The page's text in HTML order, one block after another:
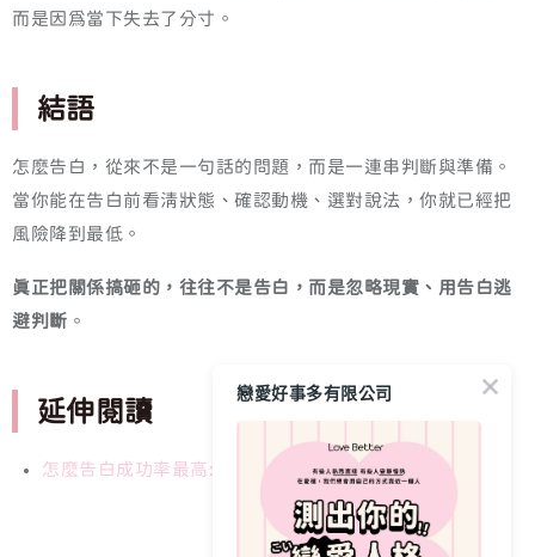
而是因為當下失去了分寸。
結語
怎麼告白，從來不是一句話的問題，而是一連串判斷與準備。
當你能在告白前看清狀態、確認動機、選對說法，你就已經把
風險降到最低。
真正把關係搞砸的，往往不是告白，而是忽略現實、用告白逃
避判斷 。
延伸閱讀
怎麼告白成功率最高:時機與話術
戀愛好事多有限公司